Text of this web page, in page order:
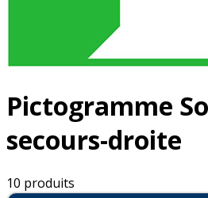
Pictogramme
secours-droite
10 produits